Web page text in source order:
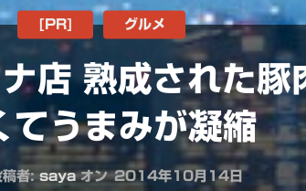
ン
ツ
へ
ス
店 熟成された豚
てうまみが凝縮
稿者: saya オン 2014年10月14日
[PR] グルメ